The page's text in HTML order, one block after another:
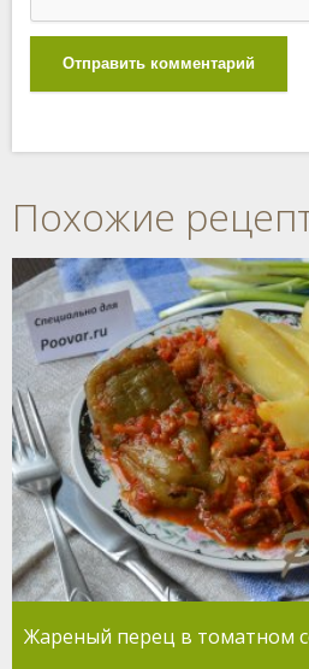
Отправить комментарий
Похожие
Жареный перец в томатном